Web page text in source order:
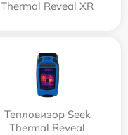
Thermal Reveal XR
Тепловизор Seek
Thermal Reveal